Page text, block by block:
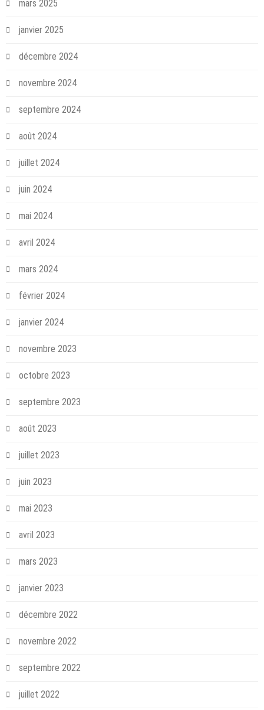
mars 2025
janvier 2025
décembre 2024
novembre 2024
septembre 2024
août 2024
juillet 2024
juin 2024
mai 2024
avril 2024
mars 2024
février 2024
janvier 2024
novembre 2023
octobre 2023
septembre 2023
août 2023
juillet 2023
juin 2023
mai 2023
avril 2023
mars 2023
janvier 2023
décembre 2022
novembre 2022
septembre 2022
juillet 2022